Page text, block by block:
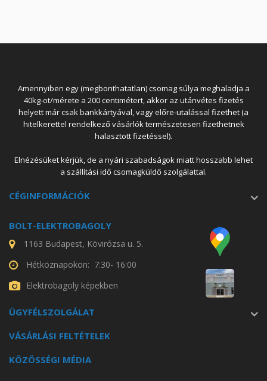
Amennyiben egy (megbonthatatlan) csomag súlya meghaladja a
40kg-ot/mérete a 200 centimétert, akkor az utánvétes fizetés
helyett már csak bankkártyával, vagy előre-utalással fizethet (a
hitelkerettel rendelkező vásárlók természetesen fizethetnek
halasztott fizetéssel).
Elnézésüket kérjük, de a nyári szabadságok miatt hosszabb lehet
a szállítási idő csomagküldő szolgálattal.
CÉGINFORMÁCIÓK
BOLT-ELEKTROBAGOLY
1163 Budapest, Kövirózsa u. 5.
Hétköznapokon: 7:30- 16:00
Elektrobagoly képekben
ÜGYFÉLSZOLGÁLAT
VÁSÁRLÁSI FELTÉTELEK
KÖZÖSSÉGI MÉDIA